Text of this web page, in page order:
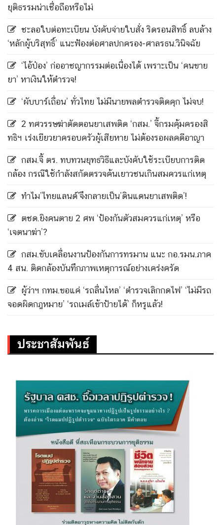
ยุติธรรมน่าเชื่อถือหรือไม่
ชะลอใบต่อทะเบียน บังคับจ่ายใบสั่ง ริดรอนสิทธิ์ ลบล้าง
‘หลักผู้บริสุทธิ์’ แนะฟ้องต่อศาลปกครอง-ศาลรธน.วินิจฉัย
‘ไอ้ป๋อง’ ก่ออาชญากรรมต่อเนื่องได้ เพราะเป็น ‘คนขาย
ยา’ หาเงินให้ตำรวจ!
‘ผับบาร์เถื่อน’ ทั่วไทย ไม่มีนายพลตำรวจติดคุก ไม่จบ!
2 ทศวรรษฆ่าตัดตอนยาเสพติด ‘กสม.’ จี้กรมคุ้มครองสิ
ทธิฯ เร่งเยียวยาครอบครัวผู้เสียหาย ไม่ต้องรอผลคดีอาญา
กสม.จี้ ตร. ทบทวนยุทธวิธีและบังคับใช้ระเบียบการติด
กล้อง กรณีใช้กำลังสกัดตรวจค้นเยาวชนเกินสมควรแก่เหตุ
ทำไม’ไทยแลนด์’จึงกลายเป็น’ดินแดนยาเสพติด’!
ตชด.ยิงคนตาย 2 ศพ ‘ป้องกันตัวสมควรแก่เหตุ’ หรือ
‘เจตนาฆ่า’?
กสม.ขับเคลื่อนงานป้องกันการทรมาน แนะ กอ.รมน.ภาค
4 สน. ติดกล้องบันทึกภาพเหตุการณ์อย่างเคร่งครัด
ผู้ว่าฯ กทม.ขอแค่ ‘รถลื่นไหล’ ‘ตำรวจเลิกกดไฟ’ ‘ไม่มีรถ
จอดผิดกฎหมาย’ ‘รถเมล์เข้าป้ายได้’ ก็หรูแล้ว!
ประชาสัมพันธ์